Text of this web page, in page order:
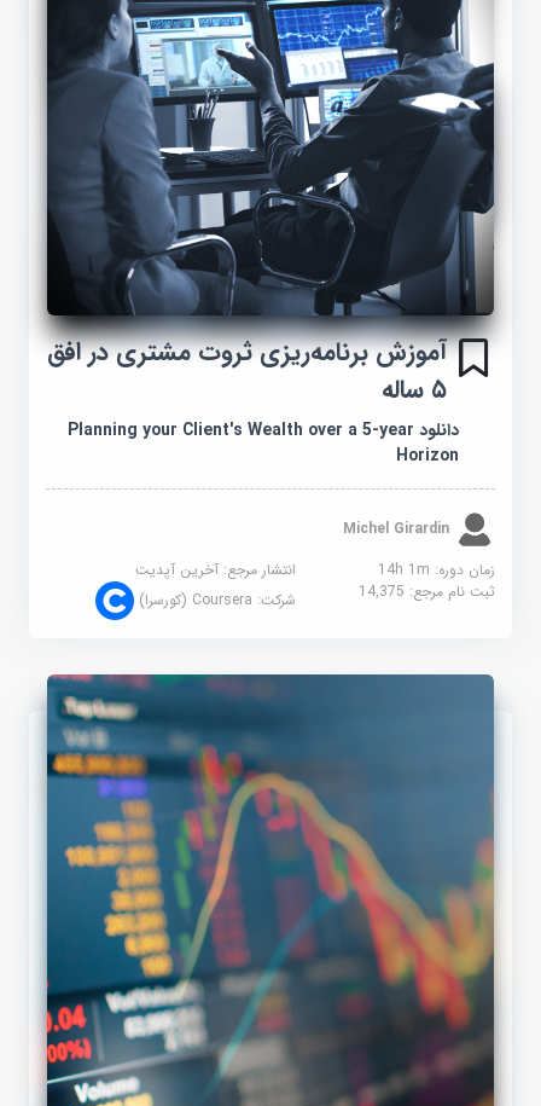
آموزش برنامه‌ریزی ثروت مشتری در افق
۵ ساله
دانلود Planning your Client's Wealth over a 5-year
Horizon
Michel Girardin
زمان دوره: 14h 1m
انتشار مرجع:آخرین آپدیت
ثبت نام مرجع:14,375 شرکت:Coursera (کورسرا)